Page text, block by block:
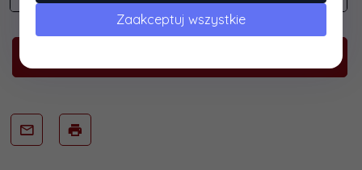
Zaakceptuj wszystkie